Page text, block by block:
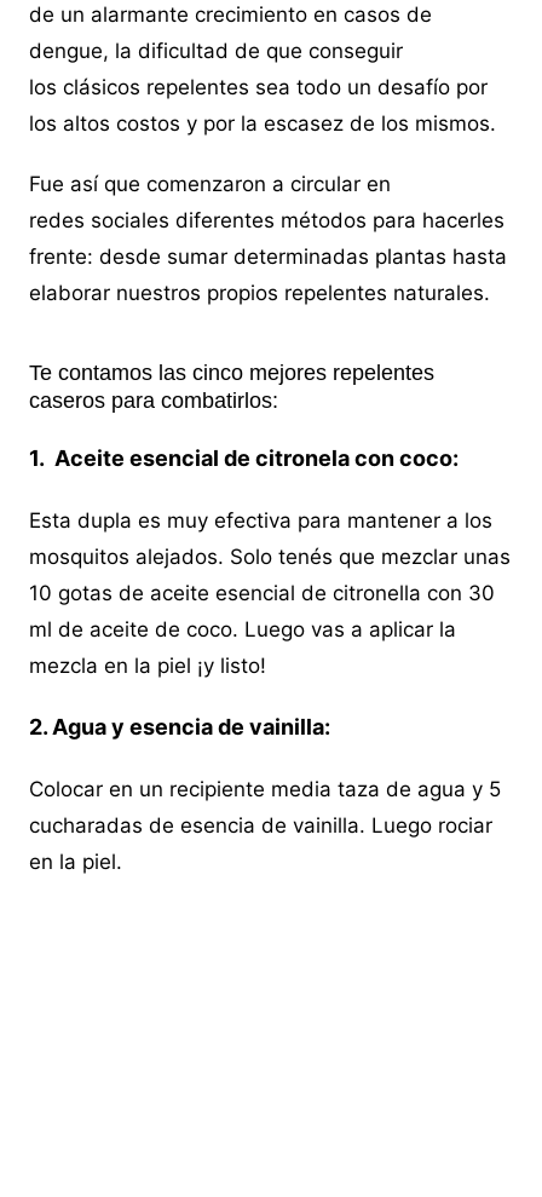
de un alarmante crecimiento en casos de
dengue, la dificultad de que conseguir
los clásicos repelentes sea todo un desafío por
los altos costos y por la escasez de los mismos.
Fue así que comenzaron a circular en
redes sociales diferentes métodos para hacerles
frente: desde sumar determinadas plantas hasta
elaborar nuestros propios repelentes naturales.
Te contamos las cinco mejores repelentes
caseros para combatirlos:
1. Aceite esencial de citronela con coco:
Esta dupla es muy efectiva para mantener a los
mosquitos alejados. Solo tenés que mezclar unas
10 gotas de aceite esencial de citronella con 30
ml de aceite de coco. Luego vas a aplicar la
mezcla en la piel ¡y listo!
2. Agua y esencia de vainilla:
Colocar en un recipiente media taza de agua y 5
cucharadas de esencia de vainilla. Luego rociar
en la piel.